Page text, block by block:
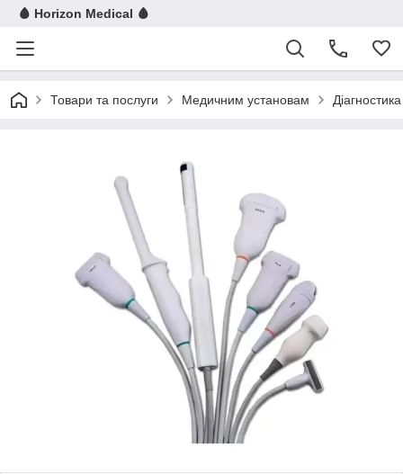
🩸 Horizon Medical 🩸
Товари та послуги Медичним установам Діагностика